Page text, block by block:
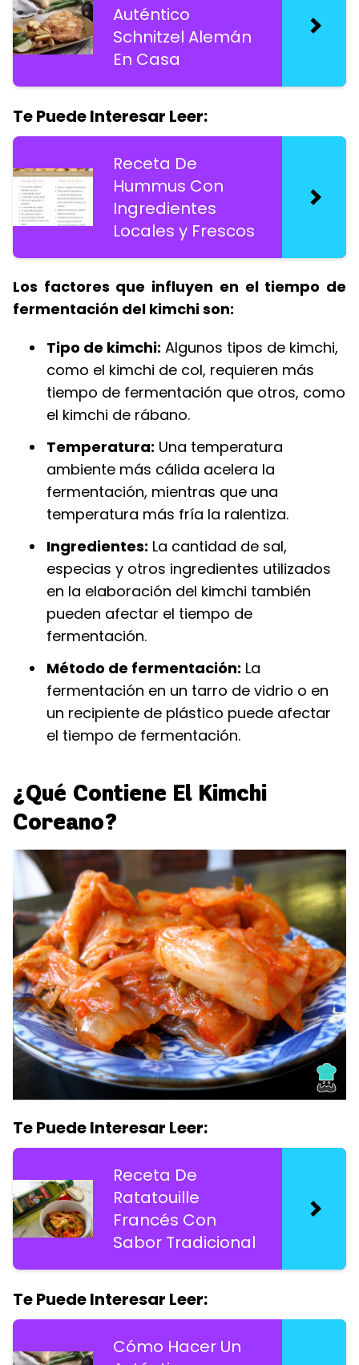
Auténtico
Schnitzel Alemán
En Casa
Te Puede Interesar Leer:
Receta De
Hummus Con
Ingredientes
Locales y Frescos
Los factores que influyen en el tiempo de
fermentación del kimchi son:
Tipo de kimchi: Algunos tipos de kimchi,
como el kimchi de col, requieren más
tiempo de fermentación que otros, como
el kimchi de rábano.
Temperatura: Una temperatura
ambiente más cálida acelera la
fermentación, mientras que una
temperatura más fría la ralentiza.
Ingredientes: La cantidad de sal,
especias y otros ingredientes utilizados
en la elaboración del kimchi también
pueden afectar el tiempo de
fermentación.
Método de fermentación: La
fermentación en un tarro de vidrio o en
un recipiente de plástico puede afectar
el tiempo de fermentación.
¿Qué Contiene El Kimchi
Coreano?
Te Puede Interesar Leer:
Receta De
Ratatouille
Francés Con
Sabor Tradicional
Te Puede Interesar Leer:
Cómo Hacer Un